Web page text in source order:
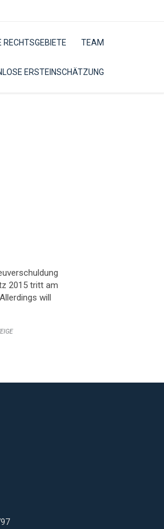
RECHTSGEBIETE TEAM
ERSTEINSCHÄTZUNG
2015 tritt am
will